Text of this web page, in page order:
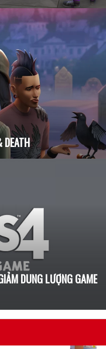
DUNG LƯỢNG GAME